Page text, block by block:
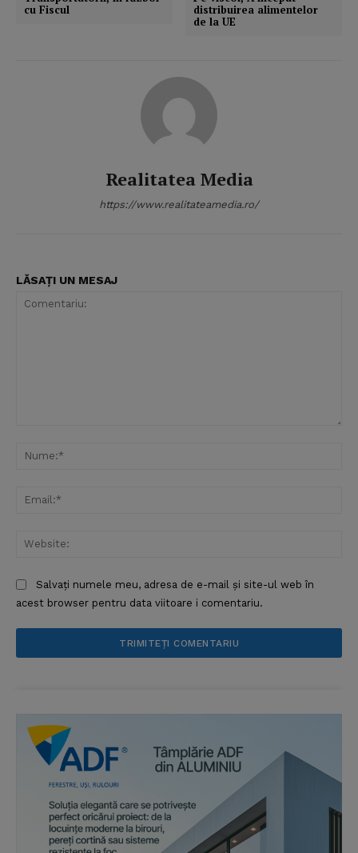
cu Fiscul
distribuirea alimentelor
de la UE
Realitatea Media
https://www.realitateamedia.ro/
LĂSAȚI UN MESAJ
Salvați numele meu, adresa de e-mail și site-ul web în
acest browser pentru data viitoare i comentariu.